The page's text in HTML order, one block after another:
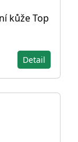
kůže Top
Detail